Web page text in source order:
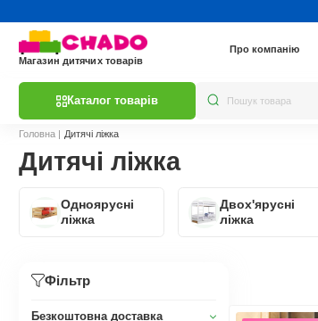
Магазин дитячих товарів
Про компанію
Каталог товарів
Головна | Дитячі ліжка
Дитячі ліжка
Одноярусні
ліжка
Двох'ярусні
ліжка
Фільтр
Безкоштовна доставка